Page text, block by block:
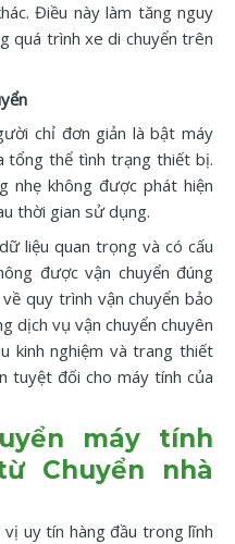
Điều này làm tăng nguy
quá trình xe di chuyển trên
chỉ đơn giản là bật máy
tổng thể tình trạng thiết bị.
nhẹ không được phát hiện
thời gian sử dụng.
liệu quan trọng và có cấu
được vận chuyển đúng
quy trình vận chuyển bảo
dịch vụ vận chuyển chuyên
kinh nghiệm và trang thiết
tuyệt đối cho máy tính của
máy tính
Chuyển nhà
uy tín hàng đầu trong lĩnh